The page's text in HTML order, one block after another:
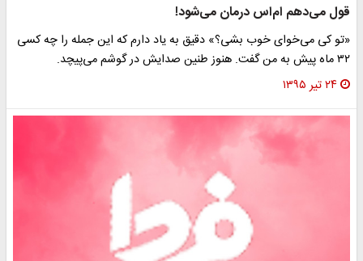
قول می‌دهم ام‌اس درمان می‌شود!
«تو کی می‌خوای خوب بشی؟» دقیق به یاد دارم که این جمله را چه کسی
٣٢ ماه پیش به من گفت. هنوز طنین صدایش در گوشم می‌پیچد.
۲۴ تیر ۱۳۹۵